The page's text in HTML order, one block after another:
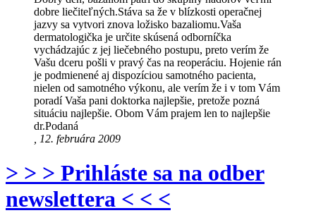
dobre liečiteľných.Stáva sa že v blízkosti operačnej
jazvy sa vytvori znova ložisko bazaliomu.Vaša
dermatologička je určite skúsená odborníčka
vychádzajúc z jej liečebného postupu, preto verím že
Vašu dceru pošli v pravý čas na reoperáciu. Hojenie rán
je podmienené aj dispozíciou samotného pacienta,
nielen od samotného výkonu, ale verím že i v tom Vám
poradí Vaša pani doktorka najlepšie, pretože pozná
situáciu najlepšie. Obom Vám prajem len to najlepšie
dr.Podaná
, 12. februára 2009
> > > Prihláste sa na odber
newslettera < < <